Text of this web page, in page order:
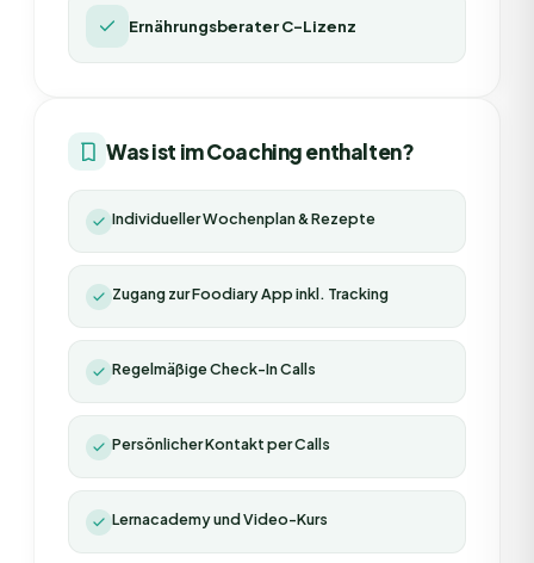
Ernährungsberater C-Lizenz
Was ist im Coaching enthalten?
Individueller Wochenplan & Rezepte
Zugang zur Foodiary App inkl. Tracking
Regelmäßige Check-In Calls
Persönlicher Kontakt per Calls
Lernacademy und Video-Kurs